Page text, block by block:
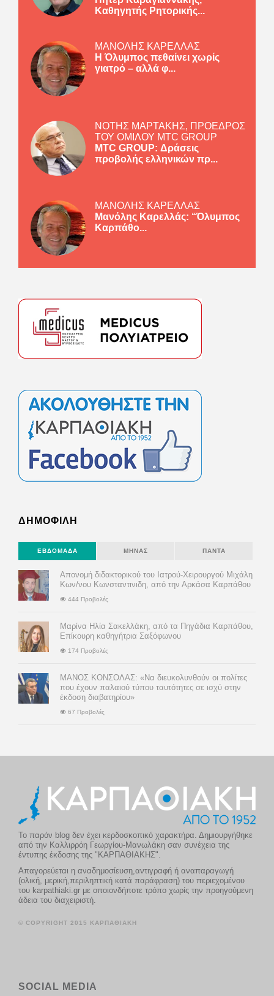
Καθηγητής Ρητορικής...
ΜΑΝΟΛΗΣ ΚΑΡΕΛΛΑΣ
Η Όλυμπος πεθαίνει χωρίς
γιατρό – αλλά φ...
ΝΟΤΗΣ ΜΑΡΤΑΚΗΣ, ΠΡΟΕΔΡΟΣ
ΤΟΥ ΟΜΙΛΟΥ MTC GROUP
MTC GROUP: Δράσεις
προβολής ελληνικών πρ...
ΜΑΝΟΛΗΣ ΚΑΡΕΛΛΑΣ
Μανόλης Καρελλάς: “Όλυμπος
Καρπάθο...
ΔΗΜΟΦΙΛΗ
ΕΒΔΟΜΆΔΑ ΜΉΝΑΣ ΠΆΝΤΑ
Απονομή διδακτορικού του Ιατρού-Χειρουργού Μιχάλη
Κων/νου Κωνσταντινιδη, από την Αρκάσα Καρπάθου
444 Προβολές
Μαρίνα Ηλία Σακελλάκη, από τα Πηγάδια Καρπάθου,
Επίκουρη καθηγήτρια Σαξόφωνου
174 Προβολές
ΜΑΝΟΣ ΚΟΝΣΟΛΑΣ: «Να διευκολυνθούν οι πολίτες
που έχουν παλαιού τύπου ταυτότητες σε ισχύ στην
έκδοση διαβατηρίου»
67 Προβολές
Το παρόν blog δεν έχει κερδοσκοπικό χαρακτήρα. Δημιουργήθηκε
από την Καλλιρρόη Γεωργίου-Μανωλάκη σαν συνέχεια της
έντυπης έκδοσης της "ΚΑΡΠΑΘΙΑΚΗΣ".
Απαγορεύεται η αναδημοσίευση,αντιγραφή ή αναπαραγωγή
(ολική, μερική,περιληπτική κατά παράφραση) του περιεχομένου
του karpathiaki.gr με οποιονδήποτε τρόπο χωρίς την προηγούμενη
άδεια του διαχειριστή.
© COPYRIGHT 2015 ΚΑΡΠΑΘΙΑΚΗ
SOCIAL MEDIA